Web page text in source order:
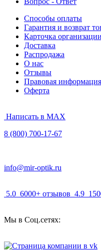
Способы оплаты
Гарантия и возврат
Карточка организации
Доставка
Распродажа
О нас
Отзывы
Правовая информация
Оферта
Написать в MAX
8 (800) 700-17-67
info@mir-optik.ru
5.0 6000+ отзывов 4.9
Мы в Соц.сетях: